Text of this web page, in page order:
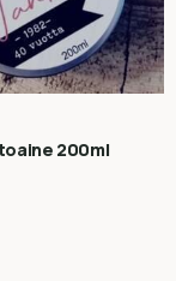
200ml